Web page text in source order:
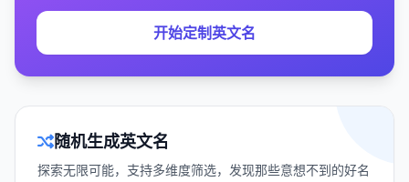
开始定制英文名
随机生成英文名
探索无限可能，支持多维度筛选，发现那些意想不到的好名